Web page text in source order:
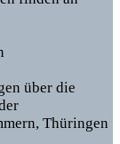
über die
Thüringen